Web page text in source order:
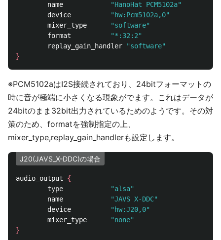
        name
"HanoHat PCM5102a"
        device
"hw:Pcm5102a,0"
        mixer_type
"software"
        format
"*:32:2"
        replay_gain_handler
"software"
}
※PCM5102aはI2S接続されており、24bitフォーマットの
時に音が極端に小さくなる現象がでます。これはデータが
24bitのまま32bit出力されているためのようです。その対
策のため、formatを強制指定の上、
mixer_type,replay_gain_handlerも設定します。
J20(JAVS_X-DDC)の場合
audio_output {
type
"alsa"
        name
"JAVS X-DDC"
        device
"hw:J20,0"
        mixer_type
"none"
}